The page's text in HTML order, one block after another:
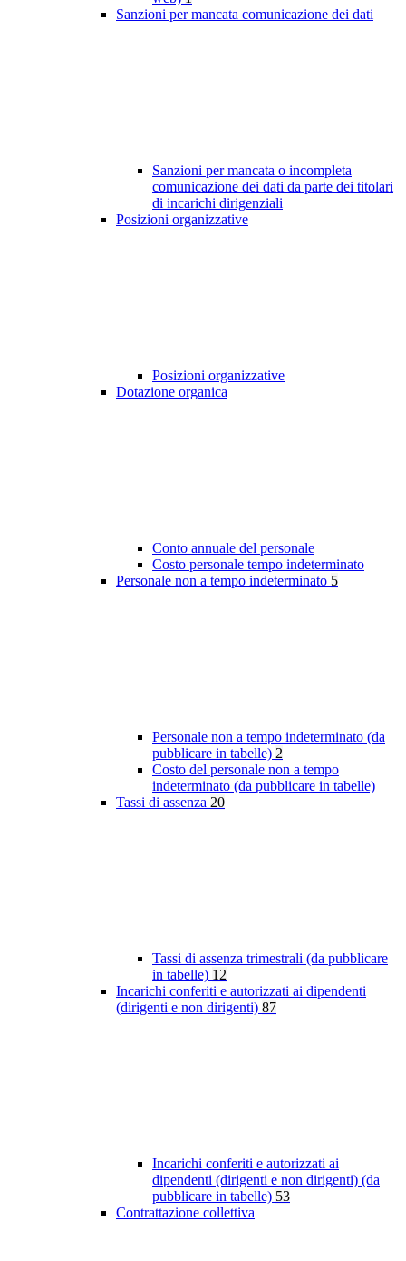
Sanzioni per mancata comunicazione dei dati
Sanzioni per mancata o incompleta
comunicazione dei dati da parte dei titolari
di incarichi dirigenziali
Posizioni organizzative
Posizioni organizzative
Dotazione organica
Conto annuale del personale
Costo personale tempo indeterminato
Personale non a tempo indeterminato 5
Personale non a tempo indeterminato (da
pubblicare in tabelle) 2
Costo del personale non a tempo
indeterminato (da pubblicare in tabelle)
Tassi di assenza 20
Tassi di assenza trimestrali (da pubblicare
in tabelle) 12
Incarichi conferiti e autorizzati ai dipendenti
(dirigenti e non dirigenti) 87
Incarichi conferiti e autorizzati ai
dipendenti (dirigenti e non dirigenti) (da
pubblicare in tabelle) 53
Contrattazione collettiva